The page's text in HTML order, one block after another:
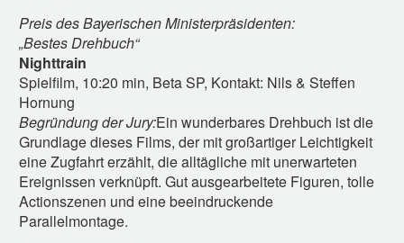
Preis des Bayerischen Ministerpräsidenten:
„Bestes Drehbuch“
Nighttrain
Spielfilm, 10:20 min, Beta SP, Kontakt: Nils & Steffen
Hornung
Begründung der Jury:Ein wunderbares Drehbuch ist die
Grundlage dieses Films, der mit großartiger Leichtigkeit
eine Zugfahrt erzählt, die alltägliche mit unerwarteten
Ereignissen verknüpft. Gut ausgearbeitete Figuren, tolle
Actionszenen und eine beeindruckende
Parallelmontage.